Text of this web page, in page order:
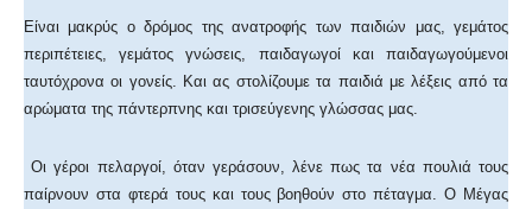
Είναι μακρύς ο δρόμος της ανατροφής των παιδιών μας, γεμάτος
περιπέτειες, γεμάτος γνώσεις, παιδαγωγοί και παιδαγωγούμενοι
ταυτόχρονα οι γονείς. Και ας στολίζουμε τα παιδιά με λέξεις από τα
αρώματα της πάντερπνης και τρισεύγενης γλώσσας μας.
Οι γέροι πελαργοί, όταν γεράσουν, λένε πως τα νέα πουλιά τους
παίρνουν στα φτερά τους και τους βοηθούν στο πέταγμα. Ο Μέγας